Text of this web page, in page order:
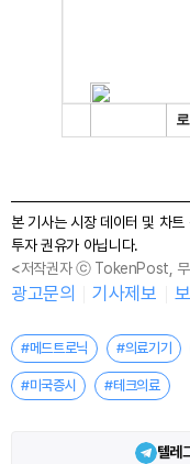
본 기사는 시장 데이터 및 차
투자 권유가 아닙니다.
<저작권자 ⓒ TokenPost, 무
광고문의 기사제보
#메드트로닉 #의료기기
#미국증시 #테크의료
텔레